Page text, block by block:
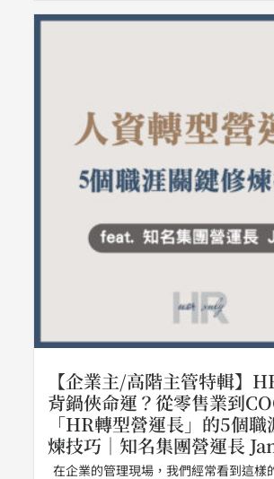
【企業主/高階主管特輯】
背鍋俠命運？從零售業到
「HR轉型營運長」的5個
煉技巧｜知名集團營運長
在企業的管理現場，我們經常看到這樣